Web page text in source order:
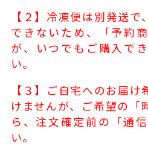
【２】冷凍便は別発送
できないため、「予約
が、いつでもご購入で
い。
【３】ご自宅へのお届
けませんが、ご希望の「
ら、注文確定前の「通
い。